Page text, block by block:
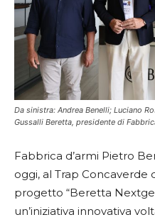
Da sinistra: Andrea Benelli; Luciano
Gussalli Beretta, presidente di
Fabbrica d’armi Pietro
oggi, al Trap Concaverde
progetto “Beretta
un’iniziativa innovativa